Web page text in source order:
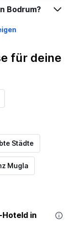
Bodrum?
für deine
Städte
Mugla
in